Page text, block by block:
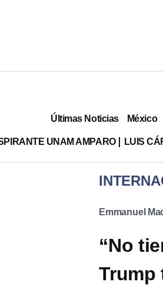
Últimas Noticias México
UNAM AMPARO LUIS
Emmanuel
“No
Trump